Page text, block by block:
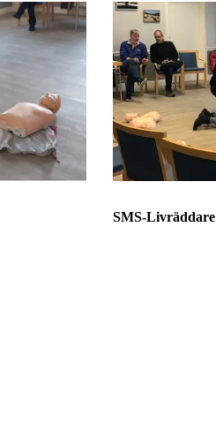
SMS-Livräddare